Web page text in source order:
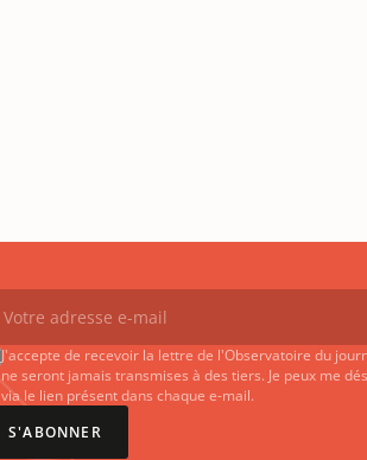
J'accepte de recevoir la lettre de l'Observatoire du
ne seront jamais transmises à des tiers. Je peux me
via le lien présent dans chaque e-mail.
S'ABONNER